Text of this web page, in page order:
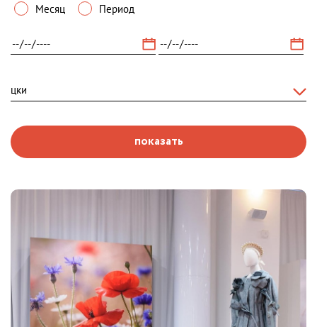
Месяц Период
показать